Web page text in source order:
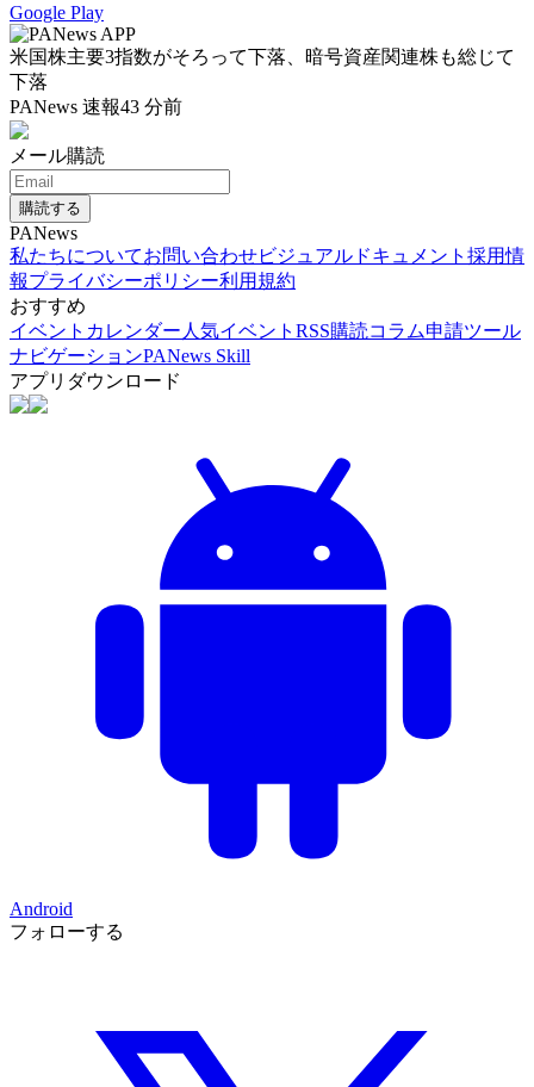
Google Play
米国株主要3指数がそろって下落、暗号資産関連株も総じて
下落
PANews 速報43 分前
メール購読
購読する
PANews
私たちについてお問い合わせビジュアルドキュメント 採用情
報プライバシーポリシー利用規約
おすすめ
イベントカレンダー 人気イベント RSS購読コラム申請ツール
ナビゲーションPANews Skill
アプリダウンロード
Android
フォローする